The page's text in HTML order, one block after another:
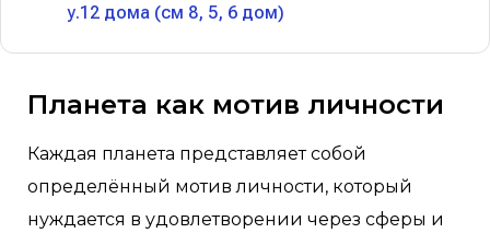
у.12 дома (см 8, 5, 6 дом)
Планета как мотив личности
Каждая планета представляет собой
определённый мотив личности, который
нуждается в удовлетворении через сферы и